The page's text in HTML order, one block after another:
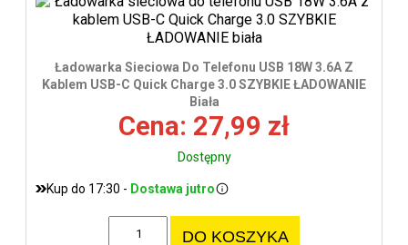
Ładowarka Sieciowa Do Telefonu USB 18W 3.6A Z
Kablem USB-C Quick Charge 3.0 SZYBKIE ŁADOWANIE
Biała
Cena: 27,99 zł
Dostępny
Kup do 17:30 - Dostawa jutro
DO KOSZYKA